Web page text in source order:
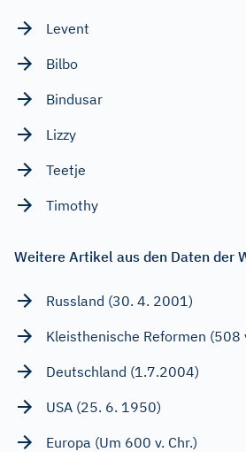
Levent
Bilbo
Bindusar
Lizzy
Teetje
Timothy
Weitere Artikel aus den Daten der
Russland (30. 4. 2001)
Kleisthenische Reformen (508
Deutschland (1.7.2004)
USA (25. 6. 1950)
Europa (Um 600 v. Chr.)